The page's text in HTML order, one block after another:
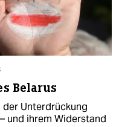
Belarus
Unterdrückung
und ihrem Widerstand